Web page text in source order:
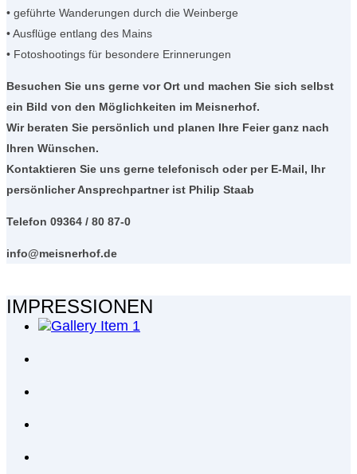
• geführte Wanderungen durch die Weinberge
• Ausflüge entlang des Mains
• Fotoshootings für besondere Erinnerungen
Besuchen Sie uns gerne vor Ort und machen Sie sich selbst
ein Bild von den Möglichkeiten im Meisnerhof.
Wir beraten Sie persönlich und planen Ihre Feier ganz nach
Ihren Wünschen.
Kontaktieren Sie uns gerne telefonisch oder per E-Mail, Ihr
persönlicher Ansprechpartner ist Philip Staab
Telefon 09364 / 80 87-0
info@meisnerhof.de
IMPRESSIONEN